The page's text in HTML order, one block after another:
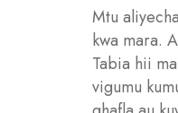
Mtu
kwa mara.
Tabia hii
vigumu